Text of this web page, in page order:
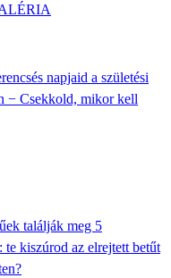
napjaid a születési
− Csekkold, mikor kell
találják meg 5
te kiszúrod az elrejtett betűt